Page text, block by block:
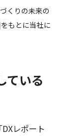
くりの未来の
もとに当社に
ている
レポート